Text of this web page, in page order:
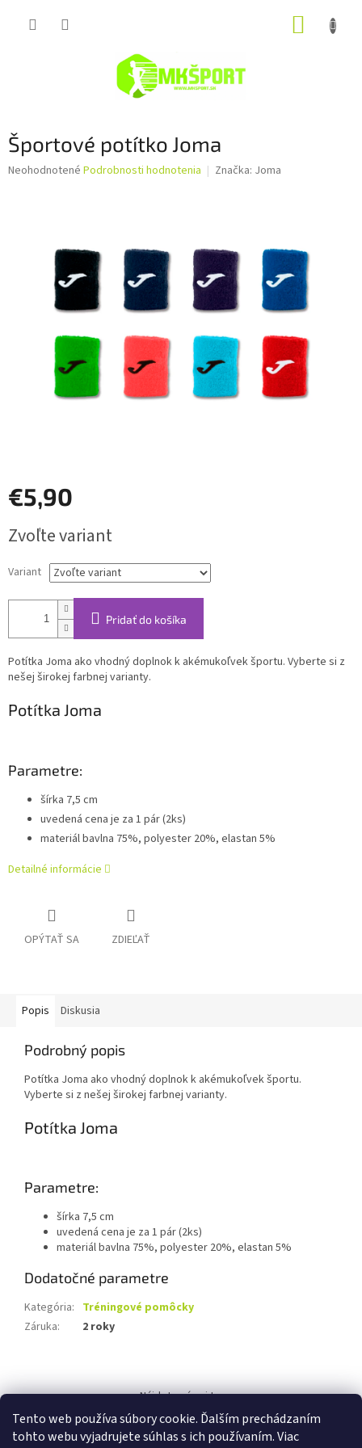
Tento web používa súbory cookie. Ďalším prechádzaním
tohto webu vyjadrujete súhlas s ich používaním. Viac
Športové potítko Joma
Priemerné
hviezdičiek.
Neohodnotené Podrobnosti hodnotenia Značka: Joma
€5,90
cena:
Zvoľte variant
Variant
Pridať do košíka
Potítka Joma ako vhodný doplnok k akémukoľvek športu. Vyberte si z
nešej širokej farbnej varianty.
Potítka Joma
Parametre:
šírka 7,5 cm
uvedená cena je za 1 pár (2ks)
materiál bavlna 75%, polyester 20%, elastan 5%
Detailné informácie
OPÝTAŤ SA ZDIEĽAŤ
Popis Diskusia
Podrobný popis
Potítka Joma ako vhodný doplnok k akémukoľvek športu.
Vyberte si z nešej širokej farbnej varianty.
Potítka Joma
Parametre:
šírka 7,5 cm
uvedená cena je za 1 pár (2ks)
materiál bavlna 75%, polyester 20%, elastan 5%
Dodatočné parametre
Kategória: Tréningové pomôcky
Záruka: 2 roky
á
Nájdete nás aj tu: